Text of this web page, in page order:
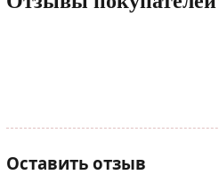
Оставить отзыв